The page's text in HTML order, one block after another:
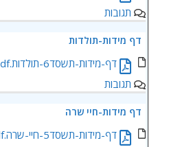
תגובות
דף מידות-תולדות
דף-מידות-תשסד6-תולדות.pdf
תגובות
דף מידות-חיי שרה
דף-מידות-תשסד5-חיי-שרה.pdf